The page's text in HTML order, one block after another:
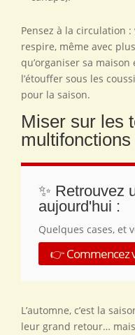
Pensez à la circulation
respire, même avec
qu’organiser sa maison
l’étouffer sous les
pour la saison.
Miser sur les
multifonctions
✨ Retrouvez
aujourd'hui :
Quelques cases, et
👉 Commencez
L’automne, c’est la
leur grand retour…